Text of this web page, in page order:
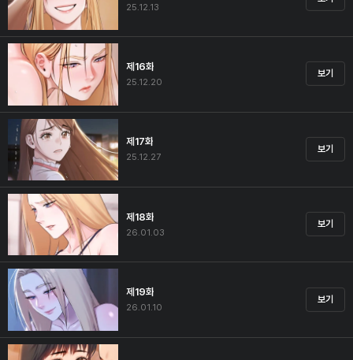
25.12.13
제16화
25.12.20
보기
제17화
25.12.27
보기
제18화
26.01.03
보기
제19화
26.01.10
보기